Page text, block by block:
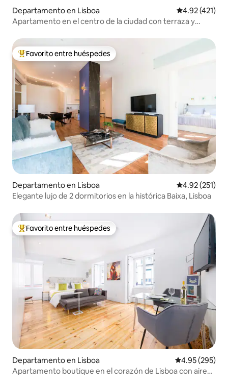
Departamento en Lisboa Calificación
4.92 (421)
Apartamento en el centro de la ciudad con terraza y
De los mejores en Favorito entre huéspedes
Favorito entre huéspedes
Departamento en Lisboa Calificación
4.92 (251)
Elegante lujo de 2 dormitorios en la histórica Baixa, Lisboa
De los mejores en Favorito entre huéspedes
Favorito entre huéspedes
Departamento en Lisboa Calificación
4.95 (295)
Apartamento boutique en el corazón de Lisboa con aire